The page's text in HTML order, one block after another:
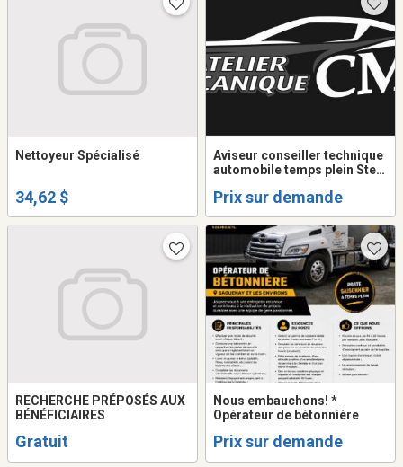
Nettoyeur Spécialisé
34,62 $
Aviseur conseiller technique
automobile temps plein Ste-
Prix sur demande
RECHERCHE PRÉPOSÉS AUX
BÉNÉFICIAIRES
Gratuit
Nous embauchons! *
Opérateur de bétonnière
Prix sur demande